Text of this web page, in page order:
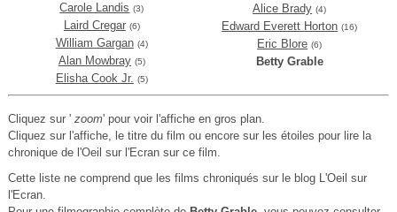
Carole Landis (3)
Laird Cregar (6)
William Gargan (4)
Alan Mowbray (5)
Elisha Cook Jr. (5)
Alice Brady (4)
Edward Everett Horton (16)
Eric Blore (6)
Betty Grable
Cliquez sur ' zoom' pour voir l'affiche en gros plan.
Cliquez sur l'affiche, le titre du film ou encore sur les étoiles pour lire la
chronique de l'Oeil sur l'Ecran sur ce film.
Cette liste ne comprend que les films chroniqués sur le blog L'Oeil sur
l'Ecran.